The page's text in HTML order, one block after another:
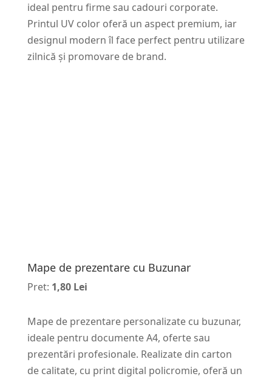
ideal pentru firme sau cadouri corporate.
Printul UV color oferă un aspect premium, iar
designul modern îl face perfect pentru utilizare
zilnică și promovare de brand.
Mape de prezentare cu Buzunar
Pret: 1,80 Lei
Mape de prezentare personalizate cu buzunar,
ideale pentru documente A4, oferte sau
prezentări profesionale. Realizate din carton
de calitate, cu print digital policromie, oferă un